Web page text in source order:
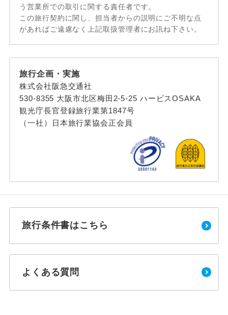
う営業所での取引に関する責任者です。
この旅行契約に関し、担当者からの説明にご不明な点
があればご遠慮なく上記取扱管理者にお訊ね下さい。
旅行企画・実施
株式会社阪急交通社
530-8355 大阪市北区梅田2-5-25 ハービスOSAKA
観光庁長官登録旅行業第1847号
（一社）日本旅行業協会正会員
旅行条件書はこちら
よくある質問